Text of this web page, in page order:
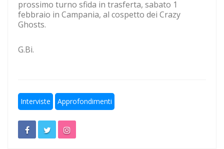
Ecco le avversarie della Lazio
Lazio ad Ascoli 19 anni dopo l'ultima volta
Calcio a 5: Barca e Conticelli, il canto libero della Lazio!
prossimo turno sfida in trasferta, sabato 1
febbraio in Campania, al cospetto dei Crazy
Ghosts.
G.Bi.
Interviste Approfondimenti